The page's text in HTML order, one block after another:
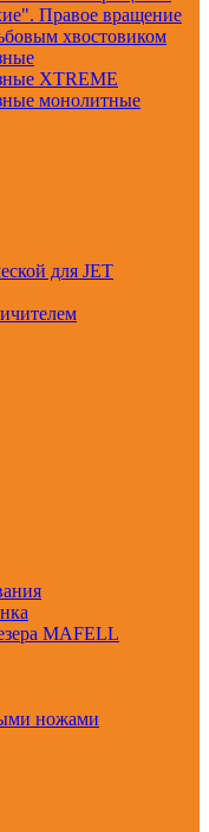
Правое вращение
хвостовиком
XTREME
монолитные
для JET
MAFELL
ножами